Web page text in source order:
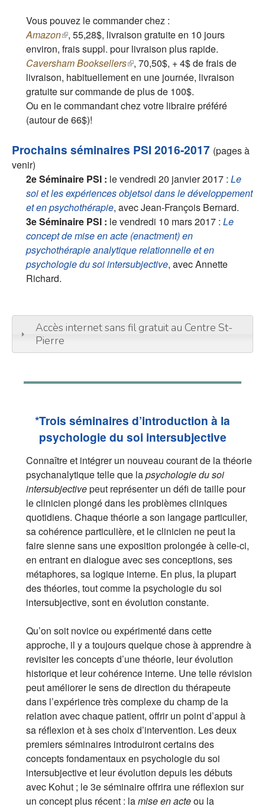
Vous pouvez le commander chez :
Amazon(le lien est externe)
, 55,28$, livraison gratuite en 10 jours
environ, frais suppl. pour livraison plus rapide.
Caversham Booksellers(le lien est externe)
, 70,50$, + 4$ de frais de
livraison, habituellement en une journée, livraison
gratuite sur commande de plus de 100$.
Ou en le commandant chez votre libraire préféré
(autour de 66$)!
Prochains séminaires PSI 2016-2017 (pages à
venir)
2e Séminaire PSI : le vendredi 20 janvier 2017 : Le
soi et les expériences objetsoi dans le développement
et en psychothérapie, avec Jean-François Bernard.
3e Séminaire PSI : le vendredi 10 mars 2017 : Le
concept de mise en acte (enactment) en
psychothérapie analytique relationnelle et en
psychologie du soi intersubjective, avec Annette
Richard.
Accès internet sans fil gratuit au Centre St-
Pierre
*Trois séminaires d’introduction à la
psychologie du soi intersubjective
Connaître et intégrer un nouveau courant de la théorie
psychanalytique telle que lapsychologie du soi
intersubjectivepeut représenter un défi de taille pour
le clinicien plongé dans les problèmes cliniques
quotidiens. Chaque théorie a son langage particulier,
sa cohérence particulière, et le clinicien ne peut la
faire sienne sans une exposition prolongée à celle-ci,
en entrant en dialogue avec ses conceptions, ses
métaphores, sa logique interne. En plus, la plupart
des théories, tout comme la psychologie du soi
intersubjective, sont en évolution constante.
Qu’on soit novice ou expérimenté dans cette
approche, il y a toujours quelque chose à apprendre à
revisiter les concepts d’une théorie, leur évolution
historique et leur cohérence interne. Une telle révision
peut améliorer le sens de direction du thérapeute
dans l’expérience très complexe du champ de la
relation avec chaque patient, offrir un point d’appui à
sa réflexion et à ses choix d’intervention. Les deux
premiers séminaires introduiront certains des
concepts fondamentaux en psychologie du soi
intersubjective et leur évolution depuis les débuts
avec Kohut ; le 3e séminaire offrira une réflexion sur
un concept plus récent : lamise en acteou la